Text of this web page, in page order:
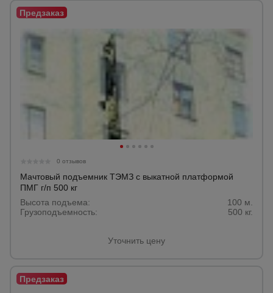
0 отзывов
Мачтовый подъемник ТЭМЗ с выкатной платформой
ПМГ г/п 500 кг
Высота подъема:
100 м.
Грузоподъемность:
500 кг.
Уточнить цену